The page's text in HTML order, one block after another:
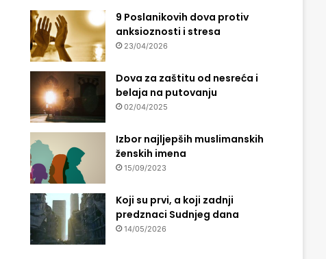
9 Poslanikovih dova protiv
anksioznosti i stresa
23/04/2026
Dova za zaštitu od nesreća i
belaja na putovanju
02/04/2025
Izbor najljepših muslimanskih
ženskih imena
15/09/2023
Koji su prvi, a koji zadnji
predznaci Sudnjeg dana
14/05/2026